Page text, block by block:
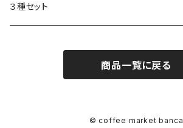
生豆 １ｋｇ
３種セット
商品一覧に戻る
© coffee market banca